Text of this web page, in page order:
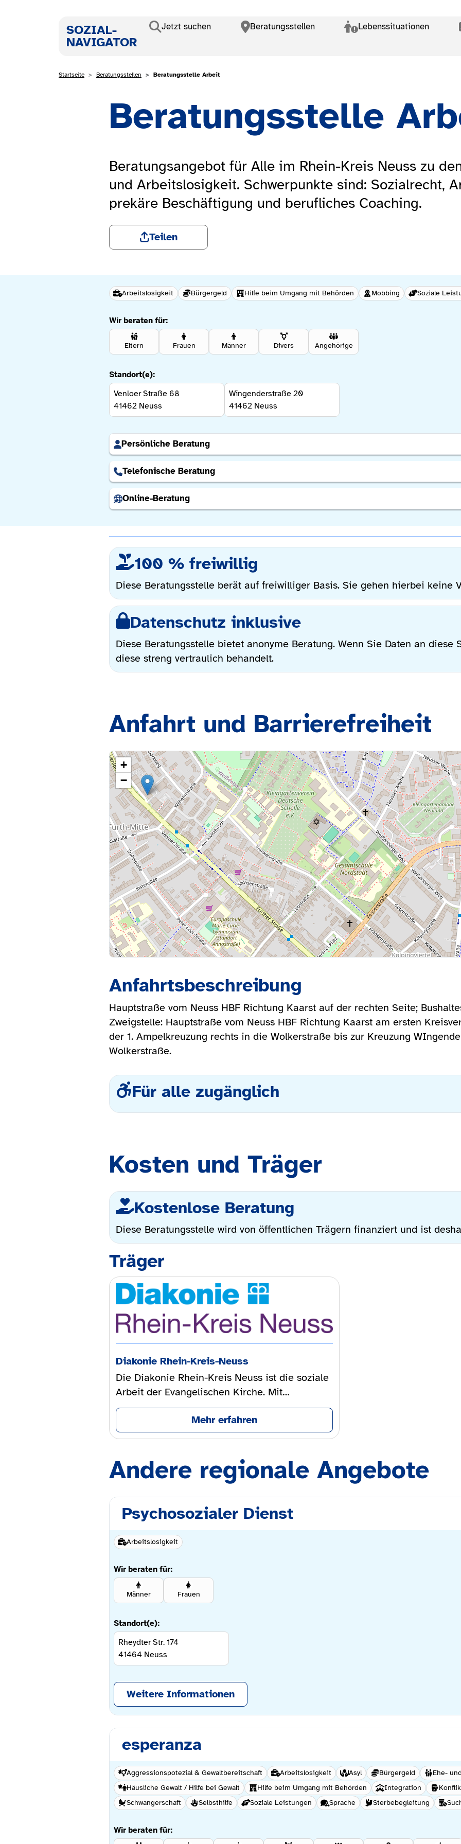
SOZIAL-
NAVIGATOR
Hauptmenü
Jetzt suchen Beratungsstellen Lebenssituationen
Pfadnavigation
Startseite Beratungsstellen Beratungsstelle Arbeit
Beratungsstelle
Beratungsangebot für Alle im Rhein-Kreis Neuss zu
und Arbeitslosigkeit. Schwerpunkte sind: Sozialrecht,
prekäre Beschäftigung und berufliches Coaching.
Teilen
Arbeitslosigkeit Bürgergeld Hilfe beim Umgang mit Behörden Mobbing Soziale
Wir beraten für:
Eltern Frauen Männer Divers Angehörige
Standort(e):
Venloer Straße 68
41462 Neuss
Wingenderstraße 20
41462 Neuss
Persönliche Beratung
Telefonische Beratung
Online-Beratung
100 % freiwillig
Diese Beratungsstelle berät auf freiwilliger Basis. Sie gehen hierbei keine
Datenschutz inklusive
Diese Beratungsstelle bietet anonyme Beratung. Wenn Sie Daten an diese
diese streng vertraulich behandelt.
Anfahrt und Barrierefreiheit
+
−
Anfahrtsbeschreibung
Hauptstraße vom Neuss HBF Richtung Kaarst auf der rechten Seite;
Zweigstelle: Hauptstraße vom Neuss HBF Richtung Kaarst am ersten
der 1. Ampelkreuzung rechts in die Wolkerstraße bis zur Kreuzung
Wolkerstraße.
Für alle zugänglich
Kosten und Träger
Kostenlose Beratung
Diese Beratungsstelle wird von öffentlichen Trägern finanziert und ist
Träger
Diakonie Rhein-Kreis-Neuss
Die Diakonie Rhein-Kreis Neuss ist die soziale
Arbeit der Evangelischen Kirche. Mit…
Mehr erfahren
Andere regionale Angebote
Psychosozialer Dienst
Arbeitslosigkeit
Wir beraten für:
Männer Frauen
Standort(e):
Rheydter Str. 174
41464 Neuss
Weitere Informationen
esperanza
Aggressionspotezial & Gewaltbereitschaft Arbeitslosigkeit Asyl Bürgergeld Ehe-
Häusliche Gewalt / Hilfe bei Gewalt
Hilfe beim Umgang mit Behörden Integration
Schwangerschaft
Selbsthilfe Soziale Leistungen Sprache Sterbebegleitung
Wir beraten für: